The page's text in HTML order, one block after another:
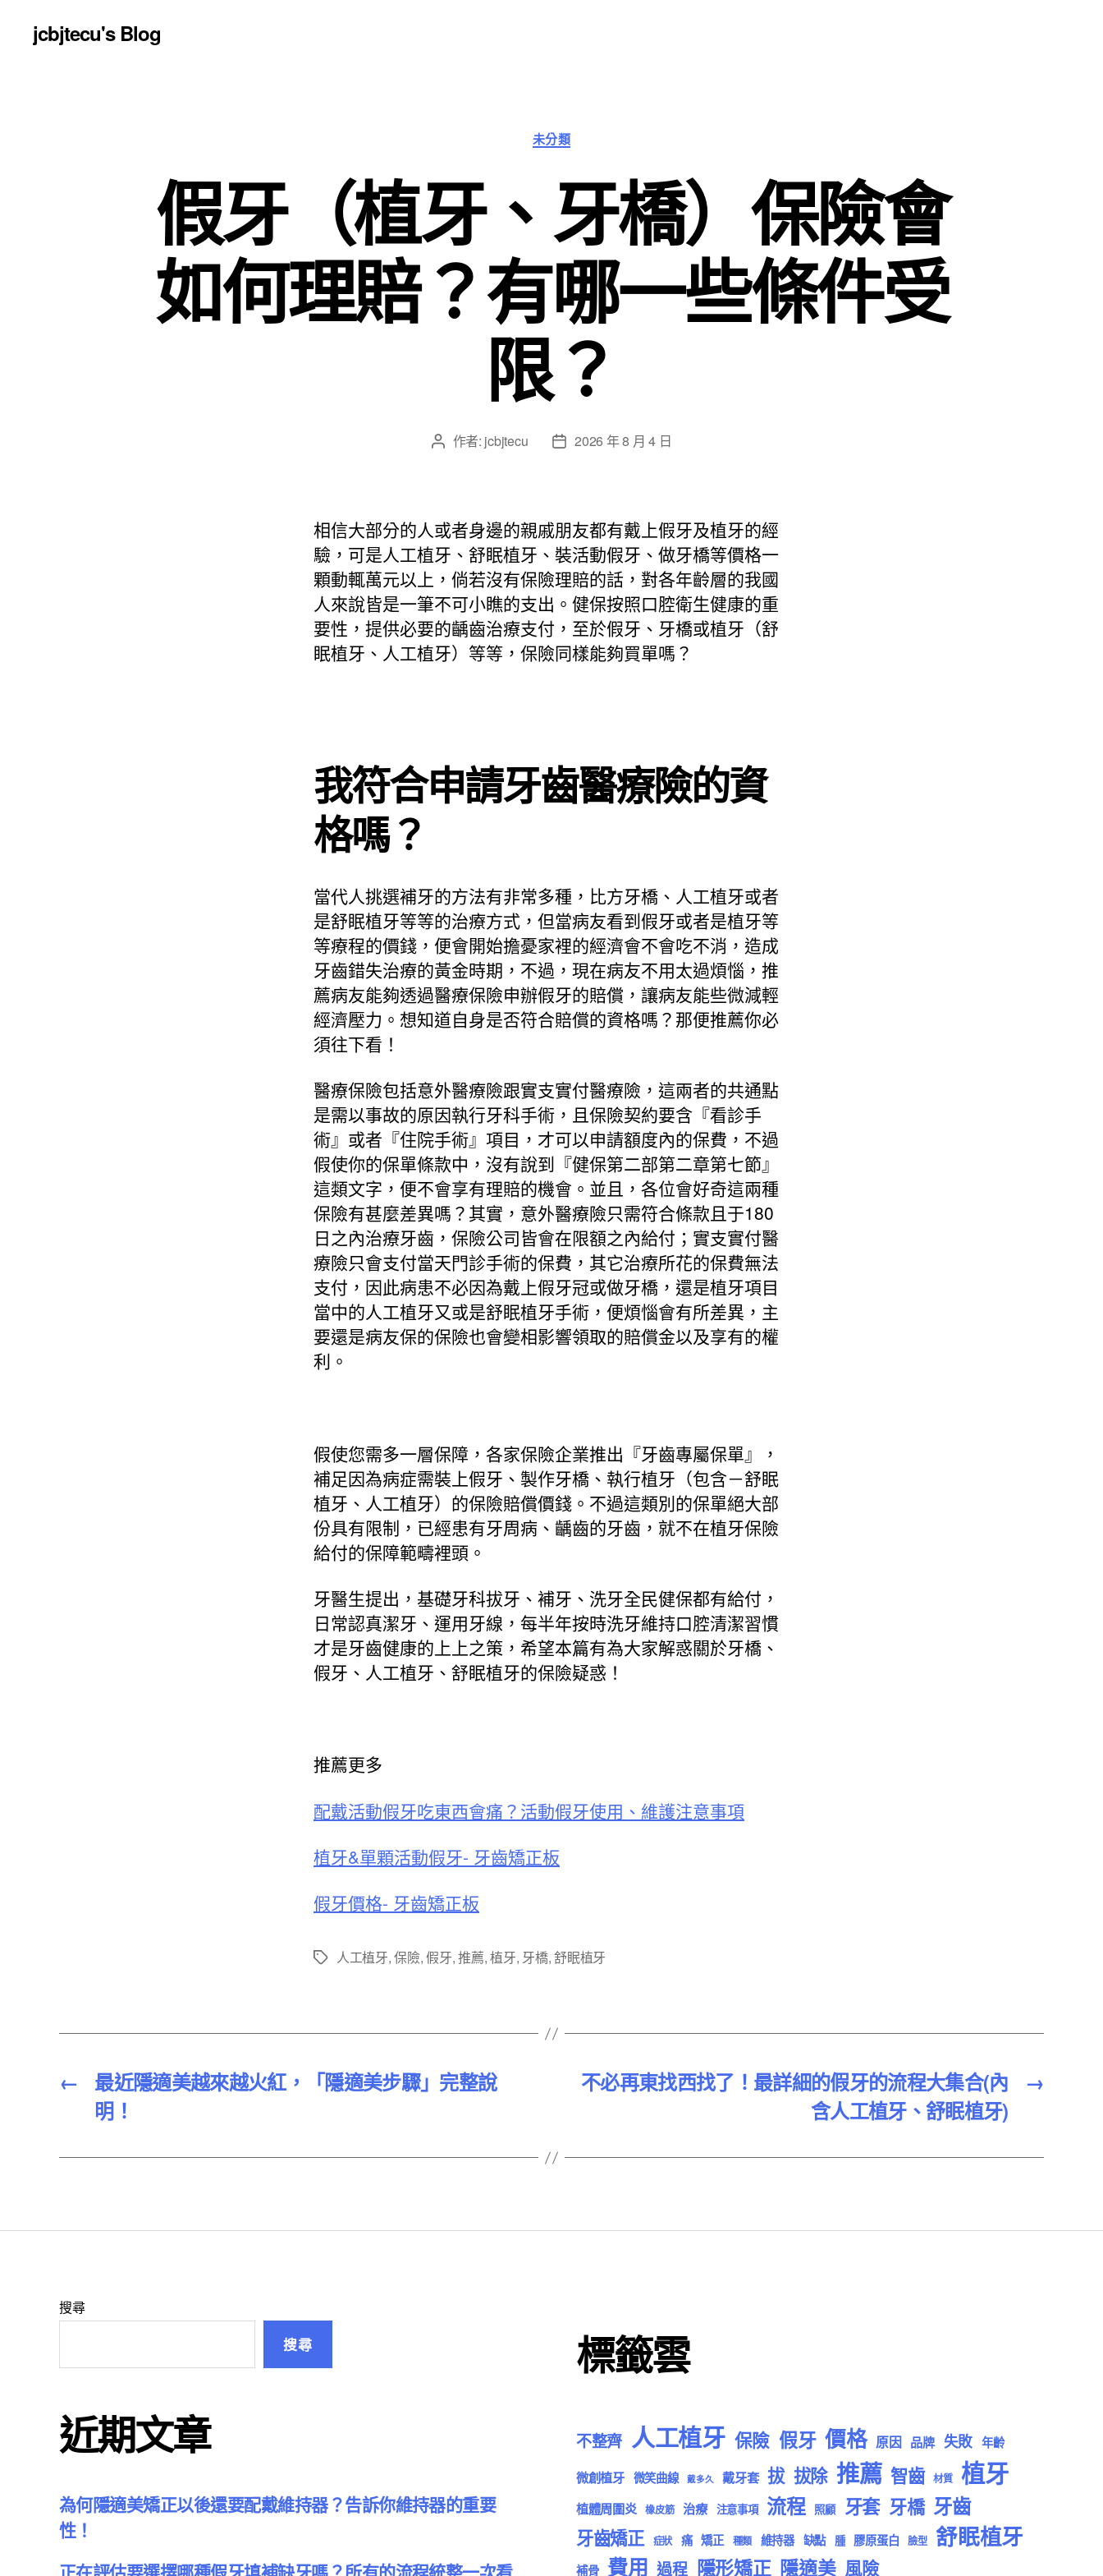
jcbjtecu's Blog
分
類
未分類
假牙（植牙、牙橋）保險會
如何理賠？有哪一些條件受
限？
文 作者: jcbjtecu
文
日
期
2026 年 8 月 4 日
相信大部分的人或者身邊的親戚朋友都有戴上假牙及植牙的經
驗，可是人工植牙、舒眠植牙、裝活動假牙、做牙橋等價格一
顆動輒萬元以上，倘若沒有保險理賠的話，對各年齡層的我國
人來說皆是一筆不可小瞧的支出。健保按照口腔衛生健康的重
要性，提供必要的齲齒治療支付，至於假牙、牙橋或植牙（舒
眠植牙、人工植牙）等等，保險同樣能夠買單嗎？
我符合申請牙齒醫療險的資
格嗎？
當代人挑選補牙的方法有非常多種，比方牙橋、人工植牙或者
是舒眠植牙等等的治療方式，但當病友看到假牙或者是植牙等
等療程的價錢，便會開始擔憂家裡的經濟會不會吃不消，造成
牙齒錯失治療的黃金時期，不過，現在病友不用太過煩惱，推
薦病友能夠透過醫療保險申辦假牙的賠償，讓病友能些微減輕
經濟壓力。想知道自身是否符合賠償的資格嗎？那便推薦你必
須往下看！
醫療保險包括意外醫療險跟實支實付醫療險，這兩者的共通點
是需以事故的原因執行牙科手術，且保險契約要含『看診手
術』或者『住院手術』項目，才可以申請額度內的保費，不過
假使你的保單條款中，沒有說到『健保第二部第二章第七節』
這類文字，便不會享有理賠的機會。並且，各位會好奇這兩種
保險有甚麼差異嗎？其實，意外醫療險只需符合條款且于180
日之內治療牙齒，保險公司皆會在限額之內給付；實支實付醫
療險只會支付當天門診手術的保費，其它治療所花的保費無法
支付，因此病患不必因為戴上假牙冠或做牙橋，還是植牙項目
當中的人工植牙又或是舒眠植牙手術，便煩惱會有所差異，主
要還是病友保的保險也會變相影響領取的賠償金以及享有的權
利。
假使您需多一層保障，各家保險企業推出『牙齒專屬保單』，
補足因為病症需裝上假牙、製作牙橋、執行植牙（包含－舒眠
植牙、人工植牙）的保險賠償價錢。不過這類別的保單絕大部
份具有限制，已經患有牙周病、齲齒的牙齒，就不在植牙保險
給付的保障範疇裡頭。
牙醫生提出，基礎牙科拔牙、補牙、洗牙全民健保都有給付，
日常認真潔牙、運用牙線，每半年按時洗牙維持口腔清潔習慣
才是牙齒健康的上上之策，希望本篇有為大家解惑關於牙橋、
假牙、人工植牙、舒眠植牙的保險疑惑！
推薦更多
配戴活動假牙吃東西會痛？活動假牙使用、維護注意事項
植牙&單顆活動假牙- 牙齒矯正板
假牙價格- 牙齒矯正板
標
人工植牙,保險,假牙,推薦,植牙, 牙橋,舒眠植牙
←
最近隱適美越來越火紅，「隱適美步驟」完整說
明！
→
不必再東找西找了！最詳細的假牙的流程大集合(內
含人工植牙、舒眠植牙)
搜尋
搜尋
近期文章
為何隱適美矯正以後還要配戴維持器？告訴你維持器的重要
性！
標籤雲
不整齊 人工植牙 保險 假牙 價格 原因 品牌 失敗 年齡
微創植牙 微笑曲線 戴多久 戴牙套 拔 拔除 推薦 智齒 材質 植牙
植體周圍炎 橡皮筋 治療 注意事項 流程 照顧 牙套 牙橋 牙齒
牙齒矯正 症狀 痛 矯正 種類 維持器 缺點 腫 膠原蛋白 臉型 舒眠植牙
補骨 費用 過程 隱形矯正 隱適美 風險